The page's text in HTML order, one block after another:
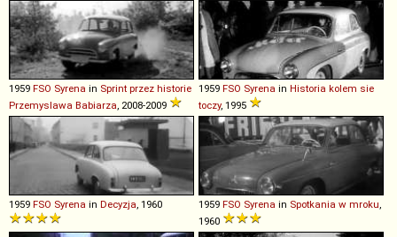
1959 FSO Syrena in Sprint przez historie
Przemyslawa Babiarza, 2008-2009
1959 FSO Syrena in Historia kolem sie
toczy, 1995
1959 FSO Syrena in Decyzja, 1960 1959 FSO Syrena in Spotkania w mroku,
1960